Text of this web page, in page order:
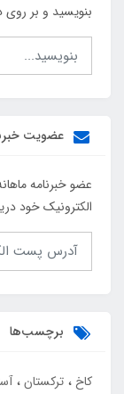
بنویسید و بر روی
عضویت
عضو خبرنامه
الکترونیک خود
برچسب‌ها
کاخ ترکستان